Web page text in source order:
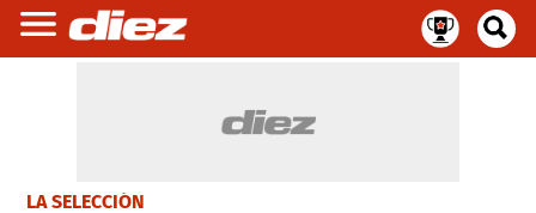
LA SELECCIÓN